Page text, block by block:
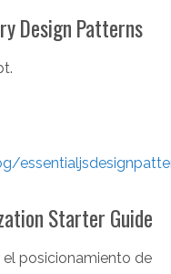
Design Patterns
Starter Guide
el posicionamiento de